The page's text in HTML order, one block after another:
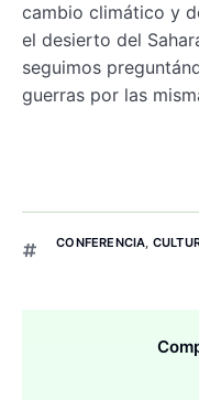
cambio climático y
el desierto del
seguimos
guerras por las
CONFERENCIA,